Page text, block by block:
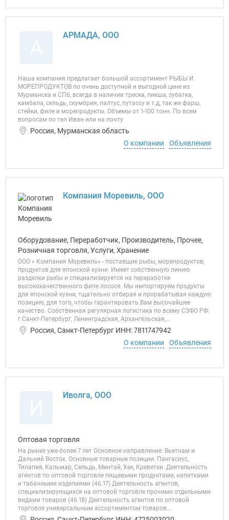
АРМАДА, ООО
Наша компания предлагает большой ассортимент РЫБЫ И
МОРЕПРОДУКТОВ по очень доступной и выгодной цене из
Мурманска и СПб, всегда в наличии треска, пикша, зубатка,
камбала, сельдь, скумбрия, палтус, путассу и т.д, так же фарш,
стейки, филе и морепродукты. Объемы от 1-100 тонн. По всем
вопросам по тел Иван или на почту
Россия, Мурманская область
О компании
Объявления
Компания Моревиль, ООО
Оборудование, Переработчик, Производитель, Прочее,
Розничная торговля, Услуги, Хранение
ООО « Компания Моревиль» - поставщик рыбы, морепродуктов,
продуктов для японской кухни. Имеет собственную линию
разделки рыбы и специализируется на переработке
высококачественного филе лосося. Мы импортируем продукты
для японской кухни, тщательно отбирая и прорабатывая каждую
позицию, для того, чтобы гарантировать Вам высочайшее
качество. Собственная регулярная логистика по всему СЗФО РФ:
г.Санкт-Петербург, Ленинградская, Архангельская,...
Россия, Санкт-Петербург ИНН: 7811747942
О компании
Объявления
Иволга, ООО
Оптовая торговля
На рынке уже более 7 лет Основное направление: Вьетнам и
Дальний Восток. Основные товарные позиции: Пангасиус,
Тилапия, Кальмар, Сельдь, Минтай, Хек, Креветки. Деятельность
агентов по оптовой торговле пищевыми продуктами, напитками
и табачными изделиями (46.17) Деятельность агентов,
специализирующихся на оптовой торговле прочими отдельными
видами товаров (46.18) Деятельность агентов по оптовой
торговле универсальным ассортиментом товаров...